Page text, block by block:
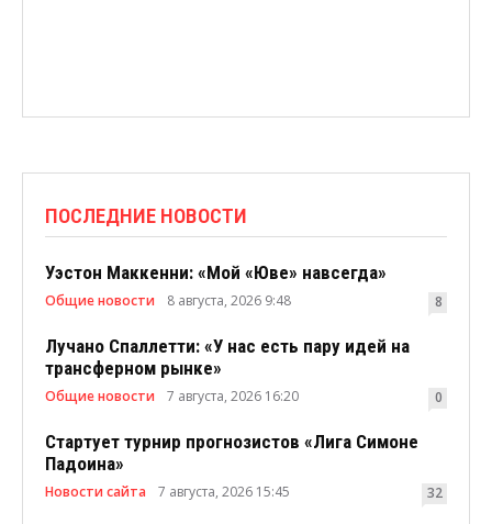
ПОСЛЕДНИЕ НОВОСТИ
Уэстон Маккенни: «Мой «Юве» навсегда»
Общие новости 8 августа, 2026 9:48 8
Лучано Спаллетти: «У нас есть пару идей на
трансферном рынке»
Общие новости 7 августа, 2026 16:20 0
Стартует турнир прогнозистов «Лига Симоне
Падоина»
Новости сайта 7 августа, 2026 15:45 32